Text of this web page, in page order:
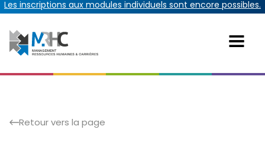
Les inscriptions aux modules individuels sont encore possibles.
Retour vers la page